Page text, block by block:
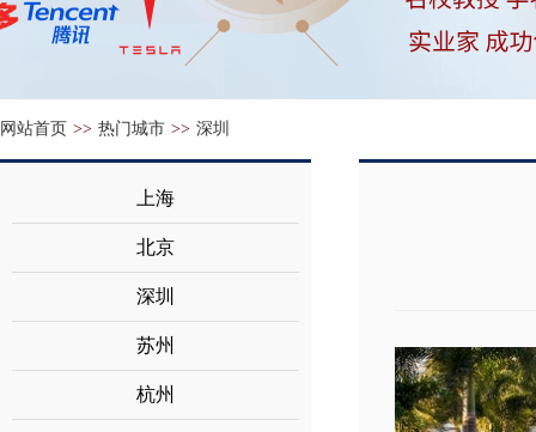
网站首页 >> 热门城市 >> 深圳
上海
北京
深圳
苏州
杭州